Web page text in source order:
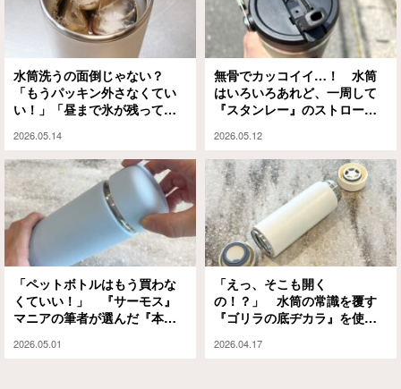
水筒洗うの面倒じゃない？
「もうパッキン外さなくてい
い！」「昼まで氷が残って
2026.05.14
無骨でカッコイイ…！ 水筒
はいろいろあれど、一周して
『スタンレー』のストローつ
2026.05.12
「ペットボトルはもう買わな
くていい！」 『サーモス』
マニアの筆者が選んだ『本当
2026.05.01
「えっ、そこも開く
の！？」 水筒の常識を覆す
『ゴリラの底ヂカラ』を使っ
2026.04.17